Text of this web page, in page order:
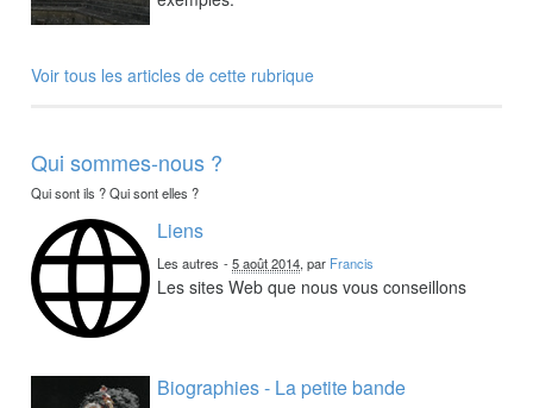
Voir tous les articles de cette rubrique
Qui sommes-nous ?
Qui sont ils ? Qui sont elles ?
Liens
Les autres -5 août 2014, par Francis
Les sites Web que nous vous conseillons
Biographies - La petite bande